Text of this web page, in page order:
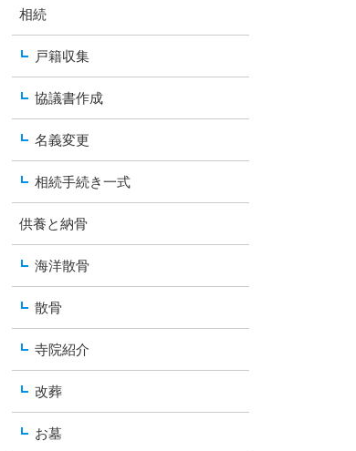
相続
戸籍収集
協議書作成
名義変更
相続手続き一式
供養と納骨
海洋散骨
散骨
寺院紹介
改葬
お墓